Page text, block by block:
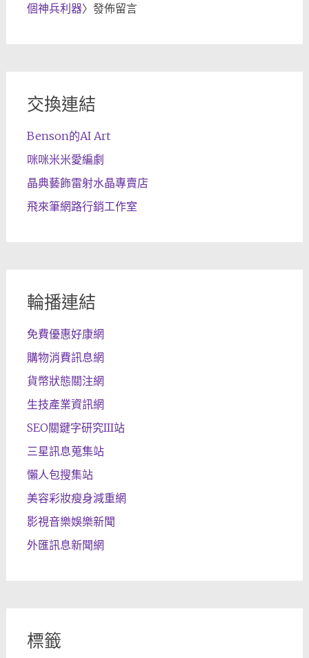
個神兵利器〉發佈留言
交換連結
Benson的AI Art
咪咪米米愛編劇
晶典藝飾雷射水晶專賣店
飛來筆網路行銷工作室
輪播連結
免費優惠好康網
購物消費訊息網
貨幣狀態關注網
生技產業資訊網
SEO關鍵字研究III站
三星訊息蒐集站
懶人包搜集站
美容彩妝瘦身減重網
影視音樂娛樂新聞
外匯訊息新聞網
標籤